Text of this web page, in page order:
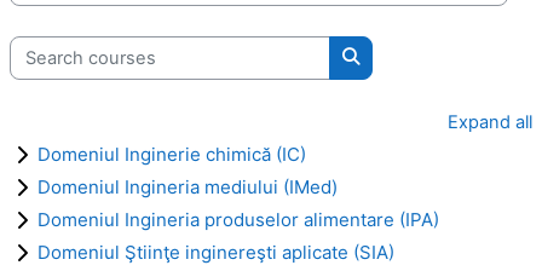
Search courses
Search courses
Expand all
Domeniul Inginerie chimică (IC)
Domeniul Ingineria mediului (IMed)
Domeniul Ingineria produselor alimentare (IPA)
Domeniul Ştiinţe inginereşti aplicate (SIA)